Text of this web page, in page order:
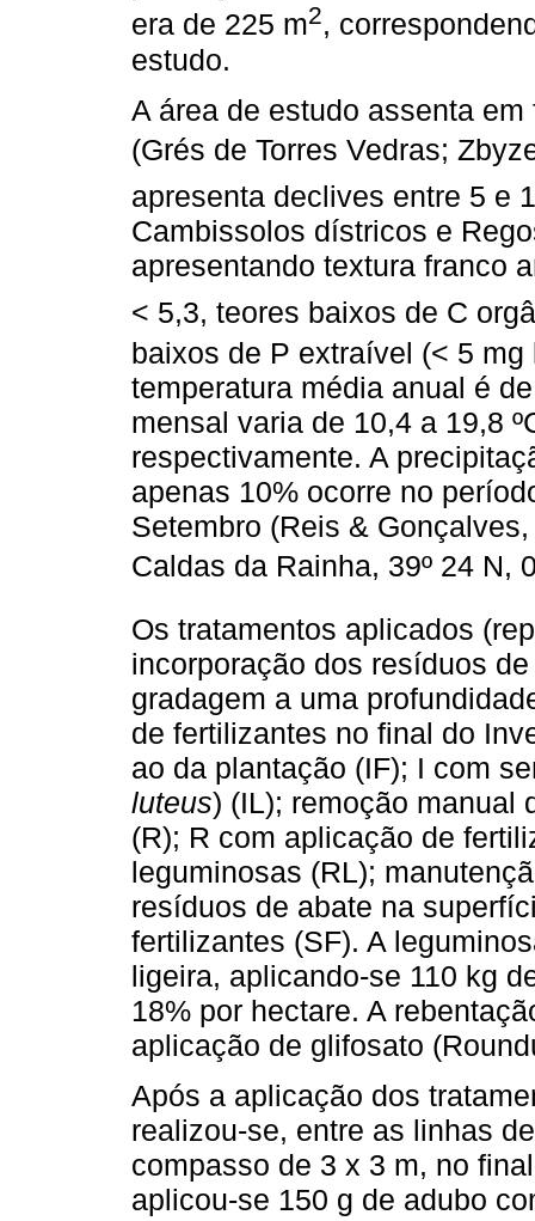
era de 225 m2,
estudo.
A área de estudo assenta
(Grés de Torres Vedras;
apresenta declives entre 5 e
Cambissolos dístricos e
apresentando textura franco
< 5,3, teores baixos de C
baixos de P extraível (< 5 mg
temperatura média anual é
mensal varia de 10,4 a 19,8
respectivamente. A
apenas 10% ocorre no
Setembro (Reis &
Caldas da Rainha, 39º 24 N,
Os tratamentos aplicados
incorporação dos resíduos
gradagem a uma
de fertilizantes no final do
ao da plantação (IF); I com
luteus) (IL); remoção manual
(R); R com aplicação de
leguminosas (RL);
resíduos de abate na
fertilizantes (SF). A
ligeira, aplicando-se 110 kg
18% por hectare. A
aplicação de glifosato
Após a aplicação dos
realizou-se, entre as linhas
compasso de 3 x 3 m, no
aplicou-se 150 g de adubo